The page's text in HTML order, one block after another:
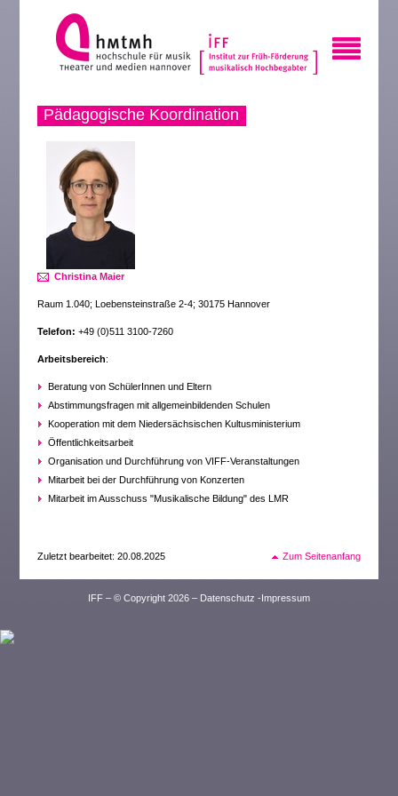
Pädagogische Koordination
Christina Maier
Raum 1.040; Loebensteinstraße 2-4; 30175 Hannover
Telefon: +49 (0)511 3100-7260
Arbeitsbereich:
Beratung von SchülerInnen und Eltern
Abstimmungsfragen mit allgemeinbildenden Schulen
Kooperation mit dem Niedersächsischen Kultusministerium
Öffentlichkeitsarbeit
Organisation und Durchführung von VIFF-Veranstaltungen
Mitarbeit bei der Durchführung von Konzerten
Mitarbeit im Ausschuss "Musikalische Bildung" des LMR
Zuletzt bearbeitet: 20.08.2025 Zum Seitenanfang
IFF – © Copyright 2026 – Datenschutz -Impressum